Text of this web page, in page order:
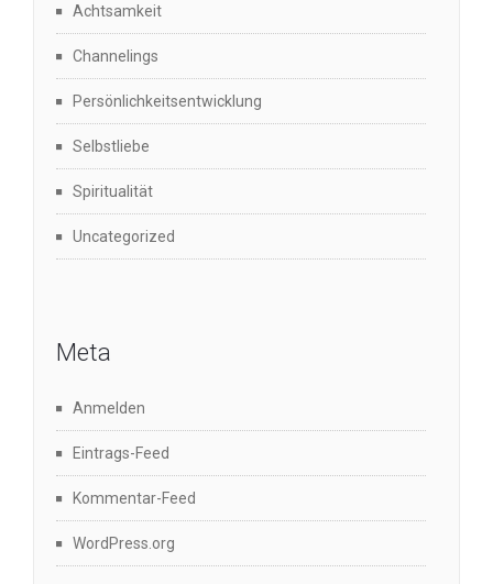
Achtsamkeit
Channelings
Persönlichkeitsentwicklung
Selbstliebe
Spiritualität
Uncategorized
Meta
Anmelden
Eintrags-Feed
Kommentar-Feed
WordPress.org